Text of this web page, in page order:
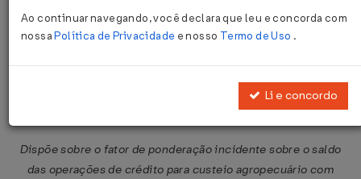
Resolução BACEN nº 3.562 de
Dispõe sobre o fator de ponderação incidente sobre o saldo
das operações de crédito para custeio agropecuário com
Ao continuar navegando, você declara que leu e concorda com
nossaPolítica de Privacidade e nosso Termo de Uso .
Li e concordo